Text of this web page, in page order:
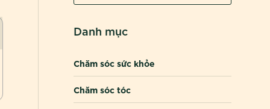
Danh mục
Chăm sóc sức khỏe
Chăm sóc tóc